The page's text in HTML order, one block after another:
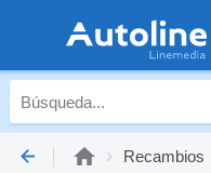
Recambios